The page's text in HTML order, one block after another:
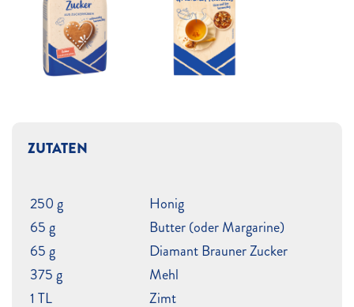
ZUTATEN
250 g
Honig
65 g
Butter (oder Margarine)
65 g
Diamant Brauner Zucker
375 g
Mehl
1 TL
Zimt